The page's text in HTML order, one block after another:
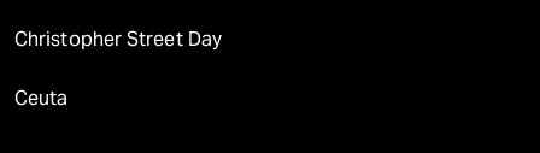
Christopher Street Day
Ceuta